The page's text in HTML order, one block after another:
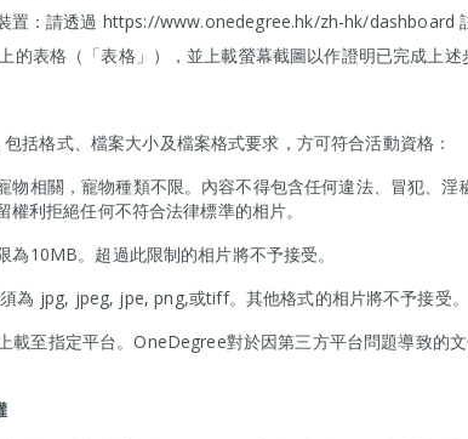
置：請透過 https://www.onedegree.hk/zh-hk/dashboard
的表格（「表格」），並上載螢幕截圖以作證明已完成上述
括格式、檔案大小及檔案格式要求，方可符合活動資格：
物相關，寵物種類不限。內容不得包含任何違法、冒犯、淫
利拒絕任何不符合法律標準的相片。
為10MB。超過此限制的相片將不予接受。
為 jpg, jpeg, jpe, png,或tiff。其他格式的相片將不予接受。
載至指定平台。OneDegree對於因第三方平台問題導致的